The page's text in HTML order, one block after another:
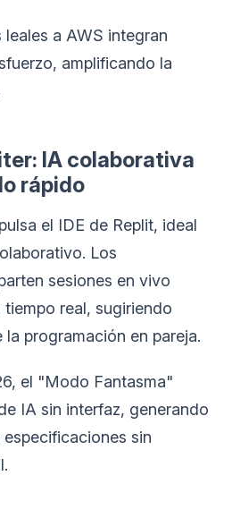
a AWS integran
amplificando la
IA colaborativa
rápido
el IDE de Replit, ideal
Los
sesiones en vivo
real, sugiriendo
programación en pareja.
el "Modo Fantasma"
IA sin interfaz, generando
sin